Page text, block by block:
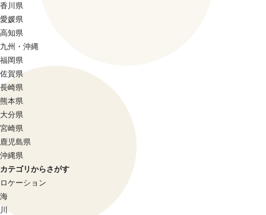
香川県
愛媛県
高知県
九州・沖縄
福岡県
佐賀県
長崎県
熊本県
大分県
宮崎県
鹿児島県
沖縄県
カテゴリからさがす
ロケーション
海
川